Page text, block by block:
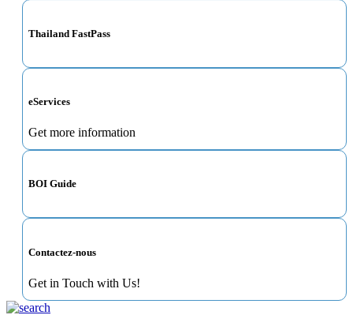
Thailand FastPass
eServices
Get more information
BOI Guide
Contactez-nous
Get in Touch with Us!